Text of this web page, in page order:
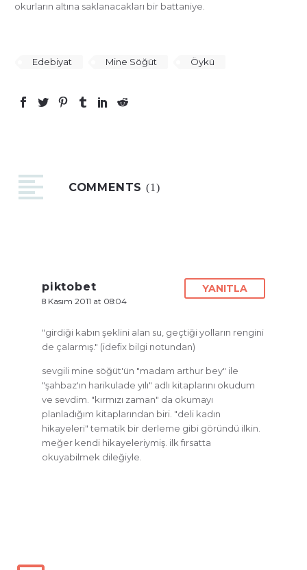
okurların altına saklanacakları bir battaniye.
Edebiyat Mine Söğüt Öykü
COMMENTS(1)
piktobet
8 Kasım 2011 at 08:04
YANITLA
"girdiği kabın şeklini alan su, geçtiği yolların rengini
de çalarmış." (idefix bilgi notundan)
sevgili mine söğüt'ün "madam arthur bey" ile
"şahbaz'ın harikulade yılı" adlı kitaplarını okudum
ve sevdim. "kırmızı zaman" da okumayı
planladığım kitaplarından biri. "deli kadın
hikayeleri" tematik bir derleme gibi göründü ilkin.
meğer kendi hikayeleriymiş. ilk fırsatta
okuyabilmek dileğiyle.